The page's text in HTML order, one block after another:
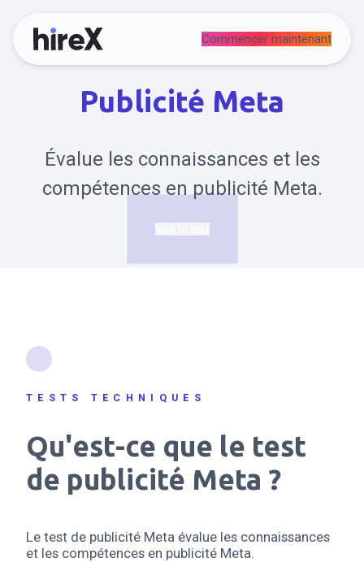
Commencer maintenant
Publicité Meta
Évalue les connaissances et les
compétences en publicité Meta.
TESTS TECHNIQUES
Qu'est-ce que le test
de publicité Meta ?
Le test de publicité Meta évalue les connaissances
et les compétences en publicité Meta.